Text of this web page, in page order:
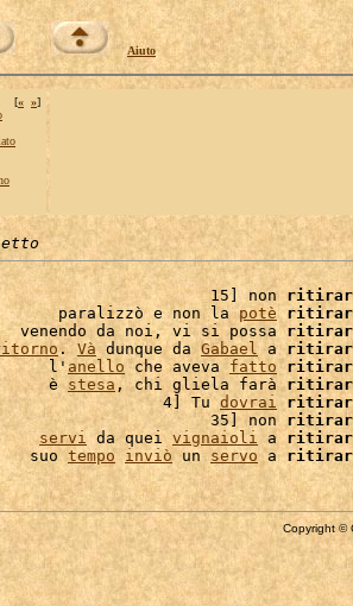
Aiuto
[« »]
15] non
paralizzò e non la potè
venendo da noi, vi si possa
. Và dunque da Gabael a
l'anello che aveva fatto
è stesa , chi gliela farà
4] Tu dovrai
35] non
servi da quei vignaioli a
suo tempo inviò un servo a
Copyright ©